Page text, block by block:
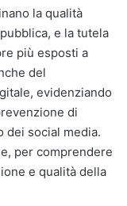
la qualità
e la tutela
più esposti a
del
evidenziando
di
dei social media.
per comprendere
e qualità della